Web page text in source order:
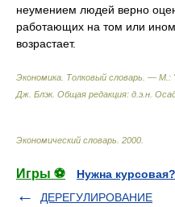
неумением людей верно
работающих на том или ином
возрастает.
Экономика. Толковый словарь. —
Дж. Блэк. Общая редакция: д.э.н.
Экономический словарь 2000
Игры ⚽
Нужна курсовая?
ДЕРЕГУЛИРОВАНИЕ